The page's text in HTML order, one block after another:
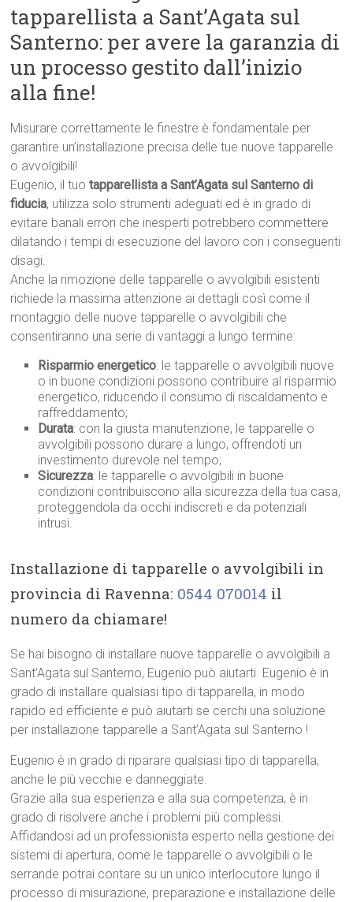
tapparellista a Sant’Agata sul
Santerno: per avere la garanzia di
un processo gestito dall’inizio
alla fine!
Misurare correttamente le finestre è fondamentale per
garantire un’installazione precisa delle tue nuove tapparelle
o avvolgibili!
Eugenio, il tuotapparellista a Sant’Agata sul Santerno di
fiducia, utilizza solo strumenti adeguati ed è in grado di
evitare banali errori che inesperti potrebbero commettere
dilatando i tempi di esecuzione del lavoro con i conseguenti
disagi.
Anche la rimozione delle tapparelle o avvolgibili esistenti
richiede la massima attenzione ai dettagli così come il
montaggio delle nuove tapparelle o avvolgibili che
consentiranno una serie di vantaggi a lungo termine:
Risparmio energetico: le tapparelle o avvolgibili nuove
o in buone condizioni possono contribuire al risparmio
energetico, riducendo il consumo di riscaldamento e
raffreddamento;
Durata: con la giusta manutenzione, le tapparelle o
avvolgibili possono durare a lungo, offrendoti un
investimento durevole nel tempo;
Sicurezza: le tapparelle o avvolgibili in buone
condizioni contribuiscono alla sicurezza della tua casa,
proteggendola da occhi indiscreti e da potenziali
intrusi.
Installazione di tapparelle o avvolgibili in
provincia di Ravenna: 0544 070014 il
numero da chiamare!
Se hai bisogno di installare nuove tapparelle o avvolgibili a
Sant’Agata sul Santerno, Eugenio può aiutarti. Eugenio è in
grado di installare qualsiasi tipo di tapparella, in modo
rapido ed efficiente e può aiutarti se cerchi una soluzione
per installazione tapparelle a Sant’Agata sul Santerno !
Eugenio è in grado di riparare qualsiasi tipo di tapparella,
anche le più vecchie e danneggiate.
Grazie alla sua esperienza e alla sua competenza, è in
grado di risolvere anche i problemi più complessi.
Affidandosi ad un professionista esperto nella gestione dei
sistemi di apertura, come le tapparelle o avvolgibili o le
serrande potrai contare su un unico interlocutore lungo il
processo di misurazione, preparazione e installazione delle